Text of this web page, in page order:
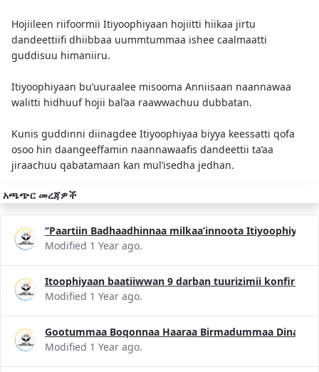
Hojiileen riifoormii Itiyoophiyaan hojiitti hiikaa jirtu
dandeettiifi dhiibbaa uummtummaa ishee caalmaatti
guddisuu himaniiru.
Itiyoophiyaan bu’uuraalee misooma Anniisaan naannawaa
walitti hidhuuf hojii bal’aa raawwachuu dubbatan.
Kunis guddinni diinagdee Itiyoophiyaa biyya keessatti qofa
osoo hin daangeeffamin naannawaafis dandeettii ta’aa
jiraachuu qabatamaan kan mul’isedha jedhan.
አጫጭር መረጃዎች
‘’Paartiin Badhaadhinnaa milkaa’innoota Itiyoophiyaa
Modified 1 Year ago.
Itoophiyaan baatiiwwan 9 darban tuurizimii
Modified 1 Year ago.
Gootummaa Boqonnaa Haaraa Birmadummaa
Modified 1 Year ago.